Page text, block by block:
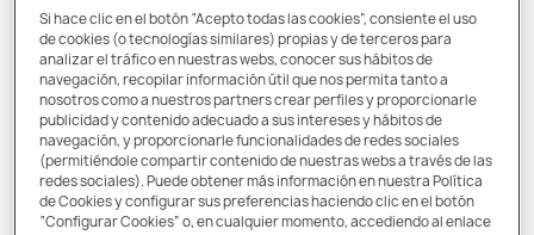
Páginas móviles o aplicaciones gestionadas por o
para Vitaflo, como aplicaciones de teléfonos
inteligentes, entre otros.
Correo electrónico, SMS y otros
mensajes electrónicos
La interacción y la comunicación por vía electrónica
entre usted y Vitaflo.
Formularios de registro fuera de línea
Si hace clic en el botón “Acepto todas las cookies”, consiente el uso
de cookies (o tecnologías similares) propias y de terceros para
analizar el tráfico en nuestras webs, conocer sus hábitos de
navegación, recopilar información útil que nos permita tanto a
nosotros como a nuestros partners crear perfiles y proporcionarle
publicidad y contenido adecuado a sus intereses y hábitos de
navegación, y proporcionarle funcionalidades de redes sociales
(permitiéndole compartir contenido de nuestras webs a través de las
redes sociales). Puede obtener más información en nuestra Política
de Cookies y configurar sus preferencias haciendo clic en el botón
“Configurar Cookies” o, en cualquier momento, accediendo al enlace